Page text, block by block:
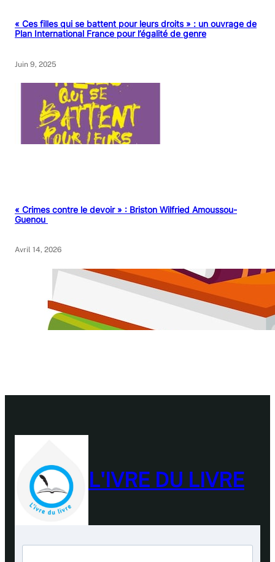
« Ces filles qui se battent pour leurs droits » : un ouvrage de
Plan International France pour l’égalité de genre
Juin 9, 2025
« Crimes contre le devoir » : Briston Wilfried Amoussou-
Guenou
Avril 14, 2026
L'IVRE DU LIVRE